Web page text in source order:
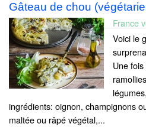
Gâteau de chou
France
Voici le
Une
ingrédients: oignon, champignons
maltée ou râpé végétal,...